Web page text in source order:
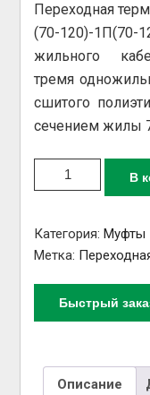
Переходная
(70-120)-
жильного
тремя
сшитого
сечением жилы
Количество
3СПтп-10-(70-
В
Категория:Муфты
Метка:
Быстрый
Описание